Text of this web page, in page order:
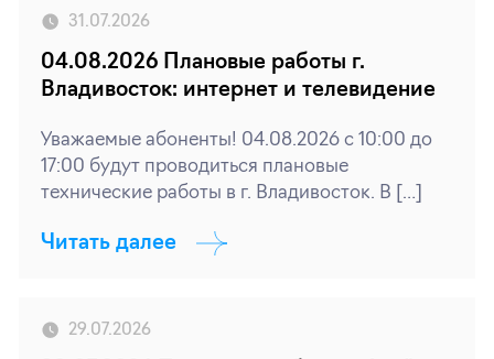
31.07.2026
04.08.2026 Плановые работы г.
Владивосток: интернет и телевидение
Уважаемые абоненты! 04.08.2026 с 10:00 до
17:00 будут проводиться плановые
технические работы в г. Владивосток. В […]
Читать далее
29.07.2026